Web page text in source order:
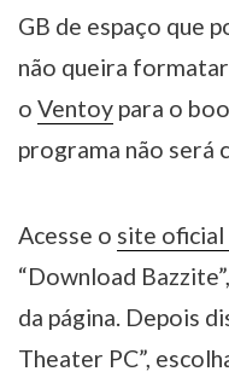
GB de espaço que
não queira
o Ventoy para o
programa não
Acesse o site oficial
“Download
da página. Depois
Theater PC”,